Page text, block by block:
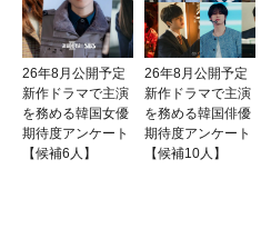
26年8月公開予定
新作ドラマで主演
を務める韓国女優
期待度アンケート
【候補6人】
26年8月公開予定
新作ドラマで主演
を務める韓国俳優
期待度アンケート
【候補10人】